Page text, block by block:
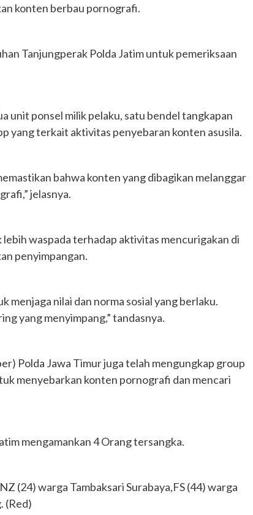
konten berbau pornografi.
Tanjungperak Polda Jatim untuk pemeriksaan
unit ponsel milik pelaku, satu bendel tangkapan
yang terkait aktivitas penyebaran konten asusila.
bahwa konten yang dibagikan melanggar
jelasnya.
waspada terhadap aktivitas mencurigakan di
penyimpangan.
menjaga nilai dan norma sosial yang berlaku.
yang menyimpang,” tandasnya.
Polda Jawa Timur juga telah mengungkap group
menyebarkan konten pornografi dan mencari
mengamankan 4 Orang tersangka.
(24) warga Tambaksari Surabaya,FS (44) warga
(Red)